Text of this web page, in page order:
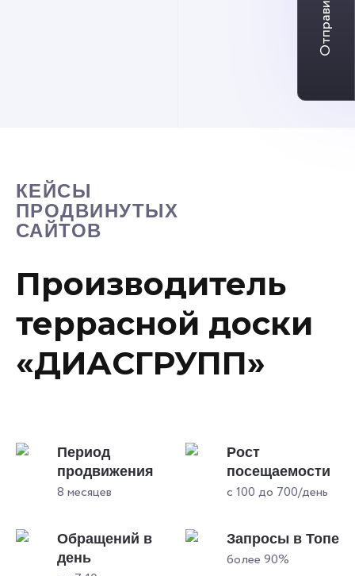
КЕЙСЫ
ПРОДВИНУТЫХ
САЙТОВ
Производитель
террасной доски
«ДИАСГРУПП»
Период
продвижения
8 месяцев
Рост
посещаемости
с 100 до 700/день
Обращений в
день
Запросы в Топе
более 90%